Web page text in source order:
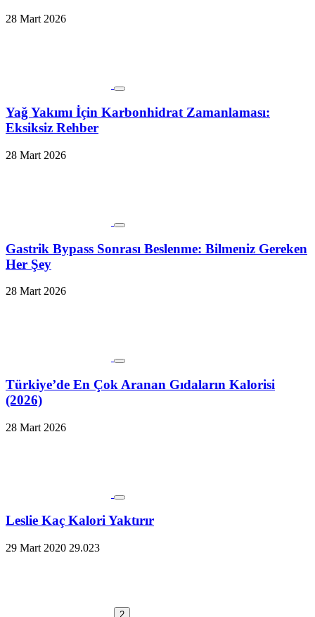
28 Mart 2026
Yağ Yakımı İçin Karbonhidrat Zamanlaması:
Eksiksiz Rehber
28 Mart 2026
Gastrik Bypass Sonrası Beslenme: Bilmeniz Gereken
Her Şey
28 Mart 2026
Türkiye’de En Çok Aranan Gıdaların Kalorisi
(2026)
28 Mart 2026
Leslie Kaç Kalori Yaktırır
29 Mart 2020 29.023
2